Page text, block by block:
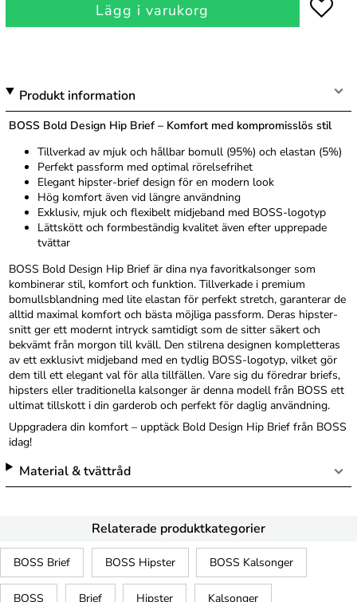
Lägg i varukorg
Produkt information
BOSS Bold Design Hip Brief – Komfort med kompromisslös stil
Tillverkad av mjuk och hållbar bomull (95%) och elastan (5%)
Perfekt passform med optimal rörelsefrihet
Elegant hipster-brief design för en modern look
Hög komfort även vid längre användning
Exklusiv, mjuk och flexibelt midjeband med BOSS-logotyp
Lättskött och formbeständig kvalitet även efter upprepade
tvättar
BOSS Bold Design Hip Brief är dina nya favoritkalsonger som
kombinerar stil, komfort och funktion. Tillverkade i premium
bomullsblandning med lite elastan för perfekt stretch, garanterar de
alltid maximal komfort och bästa möjliga passform. Deras hipster-
snitt ger ett modernt intryck samtidigt som de sitter säkert och
bekvämt från morgon till kväll. Den stilrena designen kompletteras
av ett exklusivt midjeband med en tydlig BOSS-logotyp, vilket gör
dem till ett elegant val för alla tillfällen. Vare sig du föredrar briefs,
hipsters eller traditionella kalsonger är denna modell från BOSS ett
ultimat tillskott i din garderob och perfekt för daglig användning.
Uppgradera din komfort – upptäck Bold Design Hip Brief från BOSS
idag!
Material & tvättråd
Relaterade produktkategorier
BOSS Brief BOSS Hipster BOSS Kalsonger
BOSS Brief Hipster Kalsonger